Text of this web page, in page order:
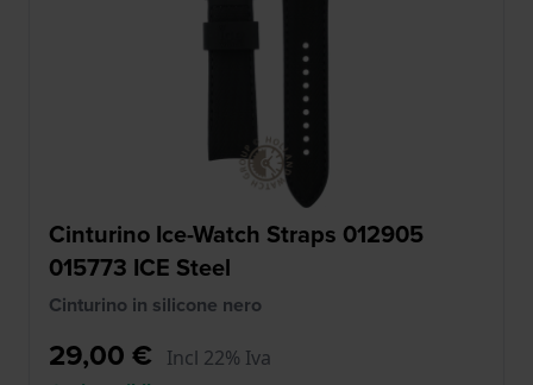
Cinturino Ice-Watch Straps 012905
015773 ICE Steel
Cinturino in silicone nero
29,00 € Incl 22% Iva